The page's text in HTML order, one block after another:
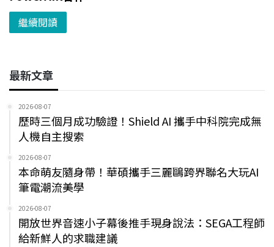
繼續閱讀
最新文章
2026-08-07
歷時三個月成功驗證！Shield AI 攜手中科院完成無
人機自主搜索
2026-08-07
本命萌友隨身帶！華碩攜手三麗鷗跨界聯名大玩AI
筆電潮流美學
2026-08-07
開放世界音速小子幕後推手現身說法：SEGA工程師
給新鮮人的求職建議